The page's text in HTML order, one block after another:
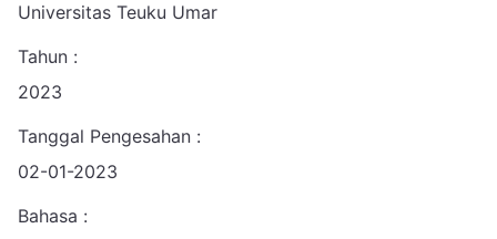
Universitas Teuku Umar
Tahun :
2023
Tanggal Pengesahan :
02-01-2023
Bahasa :